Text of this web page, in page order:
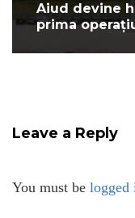
Aiud devine
prima
Leave a Reply
You must be logged